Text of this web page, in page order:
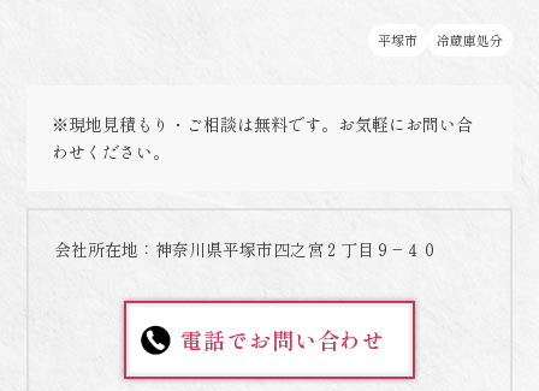
平塚市 冷蔵庫処分
※現地見積もり・ご相談は無料です。お気軽にお問い合
わせください。
会社所在地：神奈川県平塚市四之宮２丁目９−４０
電話でお問い合わせ